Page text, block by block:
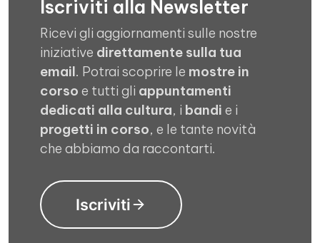
Iscriviti alla Newsletter
Ricevi gli aggiornamenti sulle nostre
iniziative direttamente sulla tua
email. Potrai scoprire le mostre in
corso e tutti gli appuntamenti
dedicati alla cultura, i bandi e i
progetti in corso, e le tante novità
che abbiamo da raccontarti.
Iscriviti